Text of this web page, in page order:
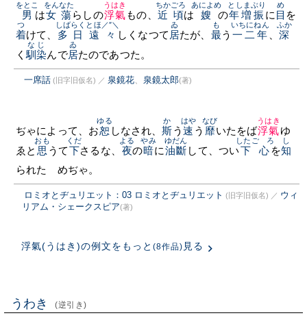
男
をとこ
は女蕩
をんなた
らしの浮氣
うはき
もの、 近頃
ちかごろ
は 嫂
あによめ
の年増振
としまぶり
に 目
め
を
着
つ
けて、 多日
しばらく
遠々
とほ／″＼
しくなつて 居
ゐ
たが、 最
も
う 一二年
いちにねん
深
ふか
く馴染
なじ
んで居
ゐ
たのであつた。
一席話 (旧字旧仮名) ／ 泉鏡花、 泉鏡太郎(著)
ぢゃによって、お恕
ゆる
しなされ、斯
か
う 速
はや
う 靡
なび
いたをば浮氣
うはき
ゆ
ゑと 思
おも
うて下
くだ
さるな、 夜
よる
の暗
やみ
に油斷
ゆだん
して、つい下心
したごゝろ
を知
し
られたゝめぢゃ。
ロミオとヂュリエット：03 ロミオとヂュリエット (旧字旧仮名) ／ ウィ
リアム・シェークスピア(著)
浮氣(うはき)の例文をもっと (8作品) 見る
うわき (逆引き)